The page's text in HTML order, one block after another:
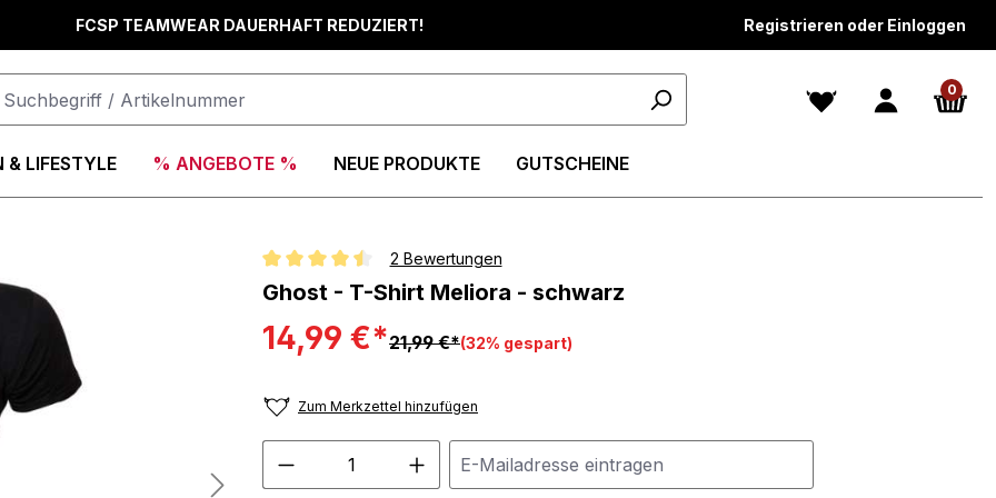
FCSP TEAMWEAR DAUERHAFT REDUZIERT! Registrieren oder Einloggen
0
& LIFESTYLE % ANGEBOTE % NEUE PRODUKTE GUTSCHEINE
Durchschnittliche Bewertung von 4.5 von 5 Sternen
2 Bewertungen
Ghost - T-Shirt Meliora - schwarz
14,99 €*21,99 €*(32% gespart)
Zum Merkzettel hinzufügen